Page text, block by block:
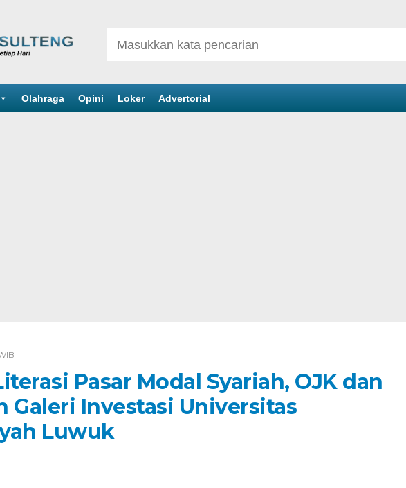
Olahraga Opini Loker Advertorial
Pasar Modal Syariah, OJK dan
Galeri Investasi Universitas
Luwuk